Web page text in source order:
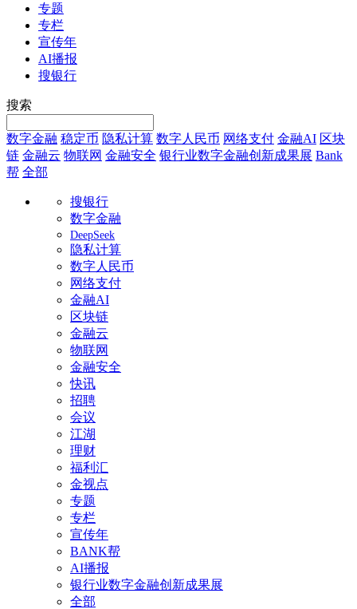
专题
专栏
宣传年
AI播报
搜银行
搜索
数字金融 稳定币 隐私计算 数字人民币 网络支付 金融AI 区块
链 金融云 物联网 金融安全 银行业数字金融创新成果展 Bank
帮 全部
搜银行
数字金融
DeepSeek
隐私计算
数字人民币
网络支付
金融AI
区块链
金融云
物联网
金融安全
快讯
招聘
会议
江湖
理财
福利汇
金视点
专题
专栏
宣传年
BANK帮
AI播报
银行业数字金融创新成果展
全部